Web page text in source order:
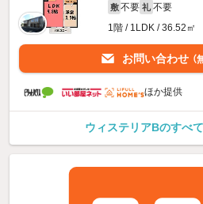
敷 不要 礼 不要
1階 / 1LDK / 36.52㎡
お問い合わせ （
ほか提供
ウィステリアBのすべ